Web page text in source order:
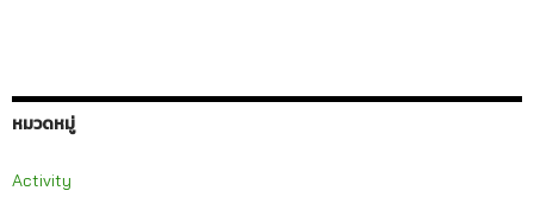
หมวดหมู่
Activity